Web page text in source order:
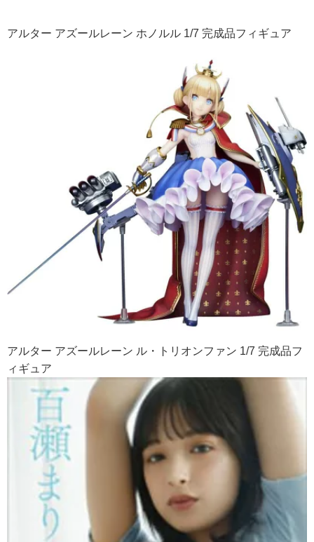
アルター アズールレーン ホノルル 1/7 完成品フィギュア
アルター アズールレーン ル・トリオンファン 1/7 完成品フ
ィギュア